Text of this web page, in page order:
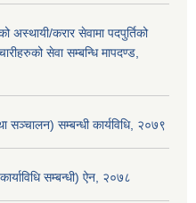
अस्थायी/करार सेवामा पदपुर्तिको
सेवा सम्बन्धि मापदण्ड,
सञ्चालन) सम्बन्धी कार्यविधि, २०७९
सम्बन्धी) ऐन, २०७८